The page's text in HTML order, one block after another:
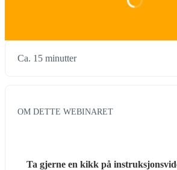
Ca. 15 minutter
OM DETTE WEBINARET
Ta gjerne en kikk på